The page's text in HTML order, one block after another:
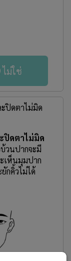
ปิดตาไม่มิด
ปิดตาไม่มิด
วนปากจะมี
เห็นมุมปาก
กคิ้วไม่ได้